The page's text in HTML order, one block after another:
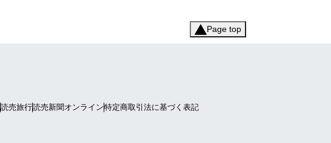
Page top
読売旅行読売新聞オンライン特定商取引法に基づく表記